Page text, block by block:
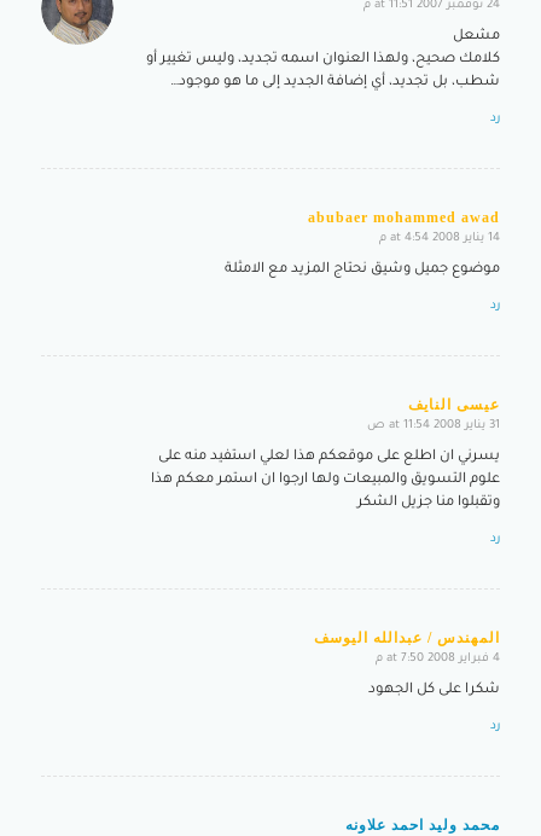
says:
24 نوفمبر 2007 at 11:51 م
مشعل
كلامك صحيح، ولهذا العنوان اسمه تجديد، وليس تغيير أو
شطب، بل تجديد، أي إضافة الجديد إلى ما هو موجود…
رد
abubaer mohammed awad
says:
14 يناير 2008 at 4:54 م
موضوع جميل وشيق نحتاج المزيد مع الامثلة
رد
عيسى النايف
says:
31 يناير 2008 at 11:54 ص
يسرني ان اطلع على موقعكم هذا لعلي استفيد منه على
علوم التسويق والمبيعات ولها ارجوا ان استمر معكم هذا
وتقبلوا منا جزيل الشكر
رد
المهندس / عبدالله اليوسف
says:
4 فبراير 2008 at 7:50 م
شكرا على كل الجهود
رد
محمد وليد احمد علاونه